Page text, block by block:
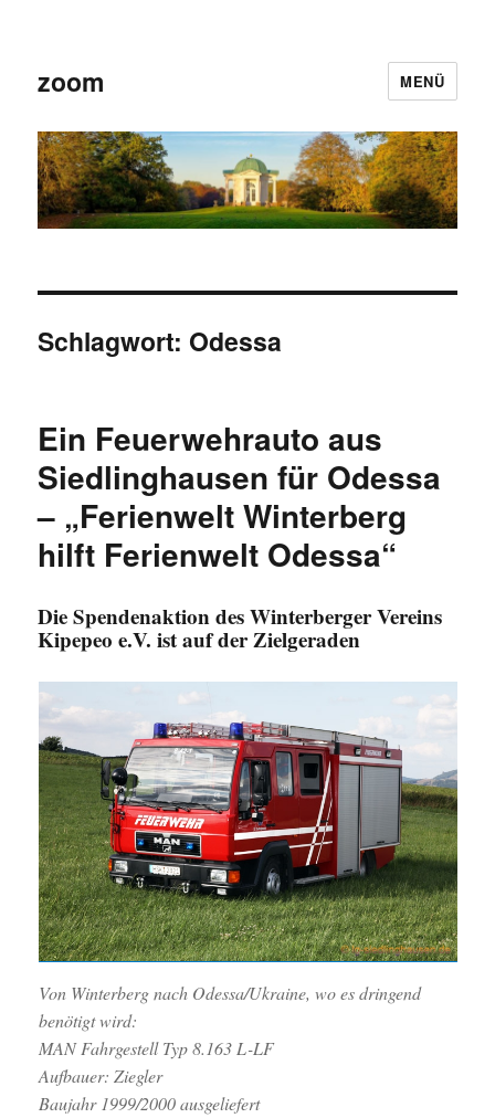
zoom MENÜ
Schlagwort: Odessa
Ein Feuerwehrauto aus
Siedlinghausen für Odessa
– „Ferienwelt Winterberg
hilft Ferienwelt Odessa“
Die Spendenaktion des Winterberger Vereins
Kipepeo e.V. ist auf der Zielgeraden
Von Winterberg nach Odessa/Ukraine, wo es dringend
benötigt wird:
MAN Fahrgestell Typ 8.163 L-LF
Aufbauer: Ziegler
Baujahr 1999/2000 ausgeliefert